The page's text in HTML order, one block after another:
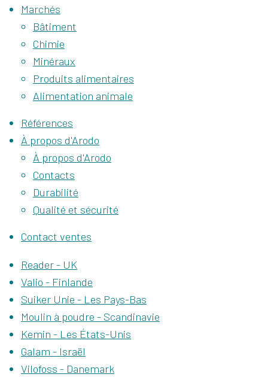
Marchés
Bâtiment
Chimie
Minéraux
Produits alimentaires
Alimentation animale
Références
À propos d'Arodo
À propos d'Arodo
Contacts
Durabilité
Qualité et sécurité
Contact ventes
Reader - UK
Valio - Finlande
Suiker Unie - Les Pays-Bas
Moulin à poudre - Scandinavie
Kemin - Les États-Unis
Galam - Israël
Vilofoss - Danemark